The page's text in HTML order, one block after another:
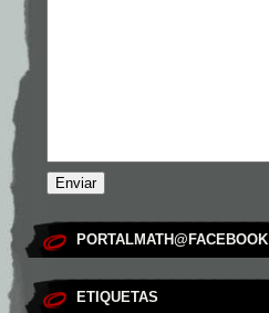
PORTALMATH@FACEBOOK
ETIQUETAS